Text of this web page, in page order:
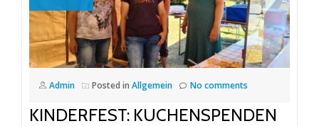
Admin Posted in Allgemein No comments
KINDERFEST: KUCHENSPENDEN